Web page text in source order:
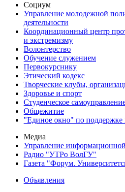
Социум
Управление молодежной
деятельности
Координационный центр
и экстремизму
Волонтерство
Обучение служением
Первокурснику
Этический кодекс
Творческие клубы,
Здоровье и спорт
Студенческое
Общежитие
"Единое окно" по поддержке
Медиа
Управление
Радио "УТРо ВолГУ"
Газета "Форум.
Объявления